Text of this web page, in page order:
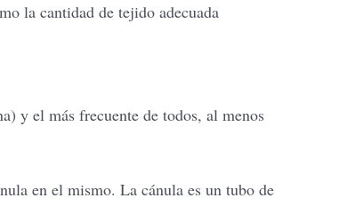
la cantidad de tejido adecuada
y el más frecuente de todos, al menos
en el mismo. La cánula es un tubo de